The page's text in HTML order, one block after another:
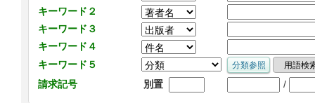
キーワード２
キーワード３
キーワード４
キーワード５
請求記号
別置 /